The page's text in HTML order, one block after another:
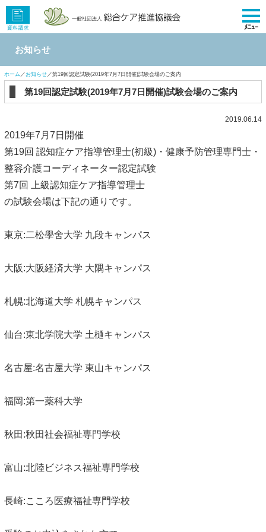
ﾒﾆｭｰ
お知らせ
ホーム ／ お知らせ ／第19回認定試験(2019年7月7日開催)試験会場のご案内
第19回認定試験(2019年7月7日開催)試験会場のご案内
2019.06.14
2019年7月7日開催
第19回 認知症ケア指導管理士(初級)・健康予防管理専門士・
整容介護コーディネーター認定試験
第7回 上級認知症ケア指導管理士
の試験会場は下記の通りです。
東京:二松學舍大学 九段キャンパス
大阪:大阪経済大学 大隅キャンパス
札幌:北海道大学 札幌キャンパス
仙台:東北学院大学 土樋キャンパス
名古屋:名古屋大学 東山キャンパス
福岡:第一薬科大学
秋田:秋田社会福祉専門学校
富山:北陸ビジネス福祉専門学校
長崎:こころ医療福祉専門学校